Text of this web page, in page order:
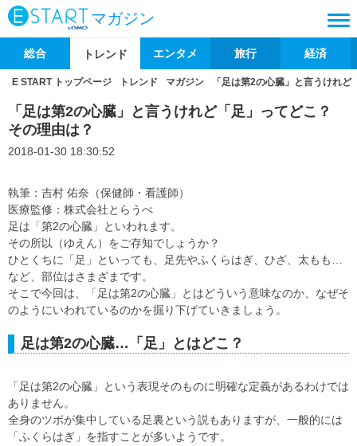
マガジン
総合 トレンド エンタメ 旅行 経済
E START トップページ トレンド マガジン 「足は第2の心臓」と言うけれ
「足は第2の心臓」と言うけれど「足」ってどこ？
その理由は？
2018-01-30 18:30:52
執筆：吉村 佑奈（保健師・看護師）
医療監修：株式会社とらうべ
足は「第2の心臓」といわれます。
その所以（ゆえん）をご存知でしょうか？
ひとくちに「足」といっても、足先やふくらはぎ、ひざ、太もも…
など、部位はさまざまです。
そこで今回は、「足は第2の心臓」とはどういう意味なのか、なぜそ
のようにいわれているのかを掘り下げていきましょう。
足は第2の心臓…「足」とはどこ？
「足は第2の心臓」という表現そのものに明確な定義があるわけでは
ありません。
全身のツボが集中している足裏という説もありますが、一般的には
「ふくらはぎ」を指すことが多いようです。